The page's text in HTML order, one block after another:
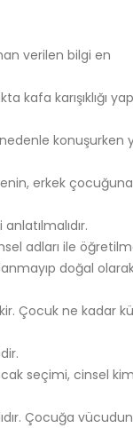
verilen bilgi en
kafa karışıklığı
konuşurken
erkek
adları ile
doğal
Çocuk ne kadar
seçimi, cinsel
Çocuğa